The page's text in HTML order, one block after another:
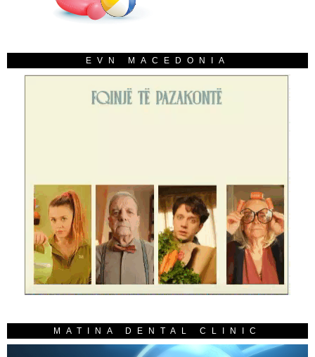
EVN MACEDONIA
MATINA DENTAL CLINIC